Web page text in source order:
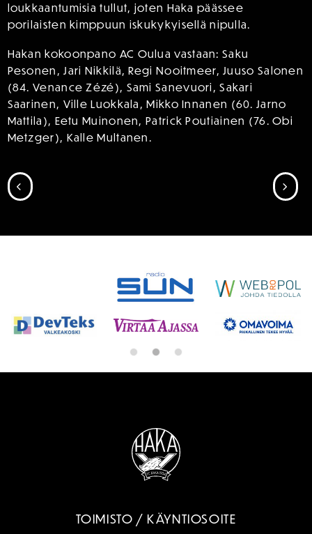
loukkaantumisia tullut, joten Haka päässee
porilaisten kimppuun iskukykyisellä nipulla.
Hakan kokoonpano AC Oulua vastaan: Saku
Pesonen, Jari Nikkilä, Regi Nooitmeer, Juuso Salonen
(84. Venance Zézé), Sami Sanevuori, Sakari
Saarinen, Ville Luokkala, Mikko Innanen (60. Jarno
Mattila), Eetu Muinonen, Patrick Poutiainen (76. Obi
Metzger), Kalle Multanen.
SIIRRY EDELLISEEN
TOIMISTO / KÄYNTIOSOITE